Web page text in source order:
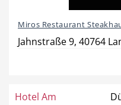
News
Hotel
Miros Restaurant
Jahnstraße 9, 40764
Hotel Am